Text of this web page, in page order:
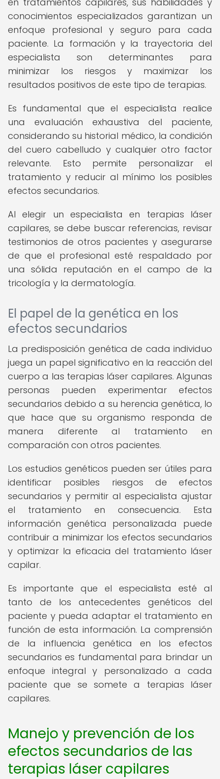
conocimientos especializados garantizan un
enfoque profesional y seguro para cada
paciente. La formación y la trayectoria del
especialista son determinantes para
minimizar los riesgos y maximizar los
resultados positivos de este tipo de terapias.
Es fundamental que el especialista realice
una evaluación exhaustiva del paciente,
considerando su historial médico, la condición
del cuero cabelludo y cualquier otro factor
relevante. Esto permite personalizar el
tratamiento y reducir al mínimo los posibles
efectos secundarios.
Al elegir un especialista en terapias láser
capilares, se debe buscar referencias, revisar
testimonios de otros pacientes y asegurarse
de que el profesional esté respaldado por
una sólida reputación en el campo de la
tricología y la dermatología.
El papel de la genética en los
efectos secundarios
La predisposición genética de cada individuo
juega un papel significativo en la reacción del
cuerpo a las terapias láser capilares. Algunas
personas pueden experimentar efectos
secundarios debido a su herencia genética, lo
que hace que su organismo responda de
manera diferente al tratamiento en
comparación con otros pacientes.
Los estudios genéticos pueden ser útiles para
identificar posibles riesgos de efectos
secundarios y permitir al especialista ajustar
el tratamiento en consecuencia. Esta
información genética personalizada puede
contribuir a minimizar los efectos secundarios
y optimizar la eficacia del tratamiento láser
capilar.
Es importante que el especialista esté al
tanto de los antecedentes genéticos del
paciente y pueda adaptar el tratamiento en
función de esta información. La comprensión
de la influencia genética en los efectos
secundarios es fundamental para brindar un
enfoque integral y personalizado a cada
paciente que se somete a terapias láser
capilares.
Manejo y prevención de los
efectos secundarios de las
terapias láser capilares